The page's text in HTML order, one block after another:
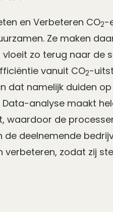
en Verbeteren CO2-
Ze maken
vloeit zo terug naar de
vanuit CO2-
dat namelijk duiden
analyse maakt
waardoor de
de deelnemende
zodat zij